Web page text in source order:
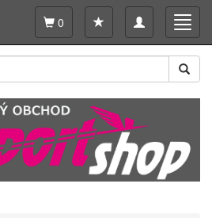
Toggle
navigation
0